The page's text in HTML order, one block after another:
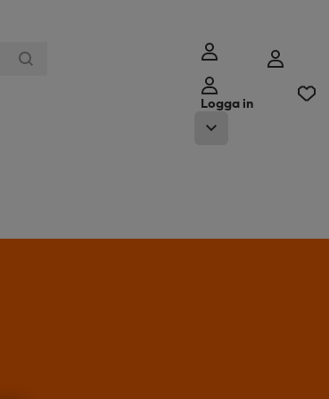
Logga in